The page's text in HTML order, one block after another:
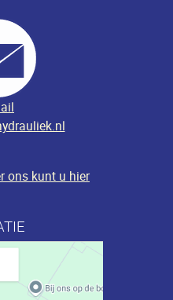
ons kunt u hier